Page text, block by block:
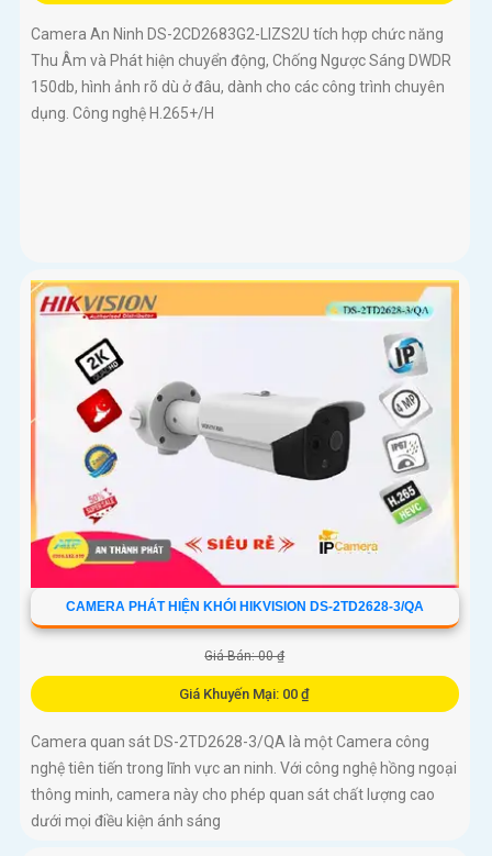
Camera An Ninh DS-2CD2683G2-LIZS2U tích hợp chức năng
Thu Âm và Phát hiện chuyển động, Chống Ngược Sáng DWDR
150db, hình ảnh rõ dù ở đâu, dành cho các công trình chuyên
dụng. Công nghệ H.265+/H
CAMERA PHÁT HIỆN KHÓI HIKVISION DS-2TD2628-3/QA
Giá Bán: 00 ₫
Giá Khuyến Mại: 00 ₫
Camera quan sát DS-2TD2628-3/QA là một Camera công
nghệ tiên tiến trong lĩnh vực an ninh. Với công nghệ hồng ngoại
thông minh, camera này cho phép quan sát chất lượng cao
dưới mọi điều kiện ánh sáng